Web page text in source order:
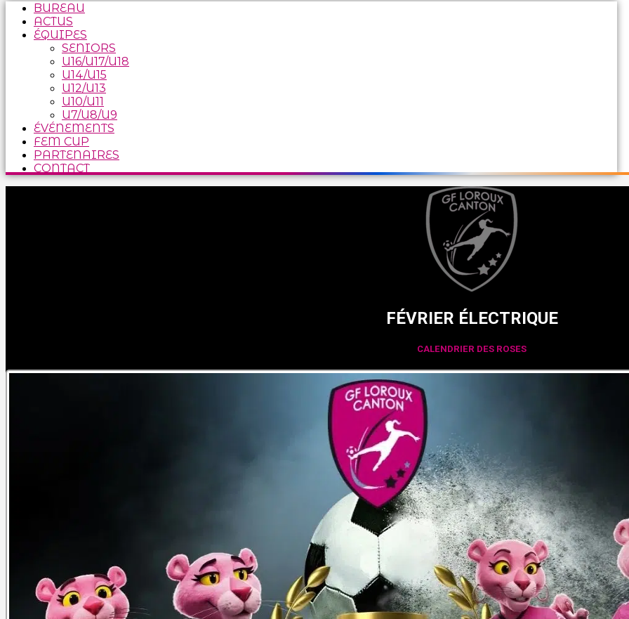
BUREAU
ACTUS
ÉQUIPES
SENIORS
U16/U17/U18
U14/U15
U12/U13
U10/U11
U7/U8/U9
ÉVÉNEMENTS
FEM CUP
PARTENAIRES
CONTACT
FÉVRIER ÉLECTRIQUE
CALENDRIER DES ROSES